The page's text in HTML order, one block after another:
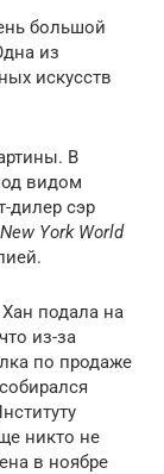
большой
из
искусств
В
видом
дилер сэр
New York World
подала на
из-за
по продаже
никто не
в ноябре